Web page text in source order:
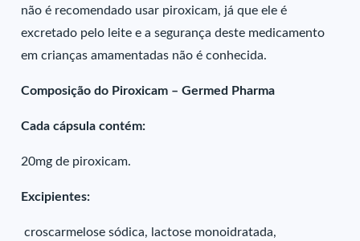
não é recomendado usar piroxicam, já que ele é
excretado pelo leite e a segurança deste medicamento
em crianças amamentadas não é conhecida.
Composição do Piroxicam – Germed Pharma
Cada cápsula contém:
20mg de piroxicam.
Excipientes:
croscarmelose sódica, lactose monoidratada,